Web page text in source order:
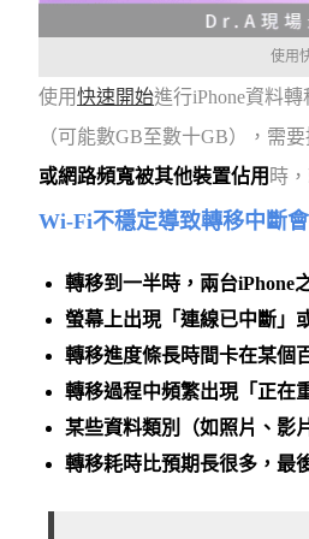
使用
使用快速開始進行iPhone資料
（可能數GB至數十GB），需
或網路頻寬被其他裝置佔用 時
Wi-Fi不穩定導致轉移中斷
轉移到一半時，兩台iPhone
螢幕上出現「連線已中斷」
轉移進度條長時間卡在某個
轉移過程中頻繁出現「正在
某些資料類別（如照片、影
轉移耗時比預期長很多，最